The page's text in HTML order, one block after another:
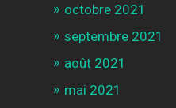
octobre 2021
septembre 2021
août 2021
mai 2021